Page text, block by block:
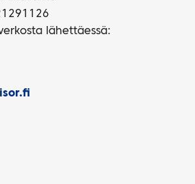
lähettäessä: